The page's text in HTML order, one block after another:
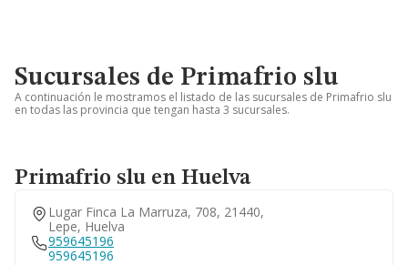
Sucursales de Primafrio slu
A continuación le mostramos el listado de las sucursales de Primafrio slu
en todas las provincia que tengan hasta 3 sucursales.
Primafrio slu en Huelva
Lugar Finca La Marruza, 708, 21440,
Lepe, Huelva
959645196
959645196